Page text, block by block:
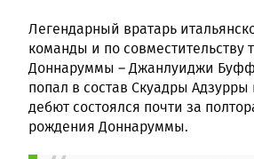
Легендарный вратарь
команды и по совместительству
Доннаруммы – Джанлуиджи
попал в состав Скуадры Адзурры
дебют состоялся почти за
рождения Доннаруммы.